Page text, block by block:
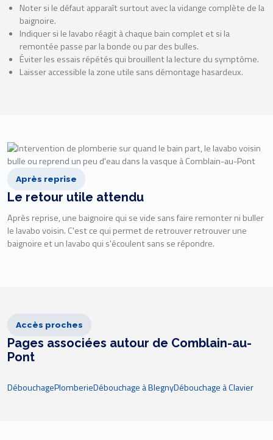
Noter si le défaut apparaît surtout avec la vidange complète de la
baignoire.
Indiquer si le lavabo réagit à chaque bain complet et si la
remontée passe par la bonde ou par des bulles.
Éviter les essais répétés qui brouillent la lecture du symptôme.
Laisser accessible la zone utile sans démontage hasardeux.
Après reprise
Le retour utile attendu
Après reprise, une baignoire qui se vide sans faire remonter ni buller
le lavabo voisin. C'est ce qui permet de retrouver retrouver une
baignoire et un lavabo qui s'écoulent sans se répondre.
Accès proches
Pages associées autour de Comblain-au-
Pont
DébouchagePlomberieDébouchage à BlegnyDébouchage à Clavier